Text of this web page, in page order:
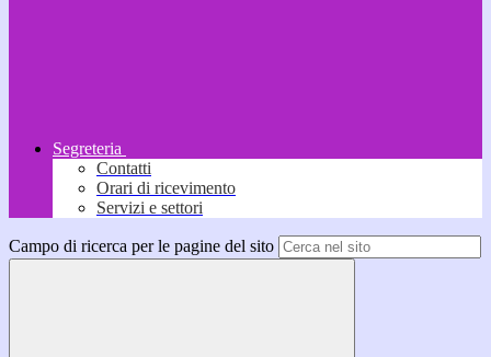
Segreteria
Contatti
Orari di ricevimento
Servizi e settori
Campo di ricerca per le pagine del sito